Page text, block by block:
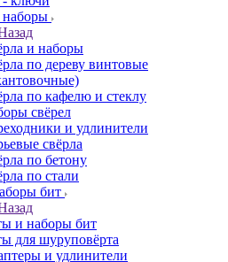
наборы
и наборы
по дереву винтовые
по кафелю и стеклу
свёрел
и удлинители
свёрла
по бетону
по стали
бит
и наборы бит
для шуруповёрта
и удлинители